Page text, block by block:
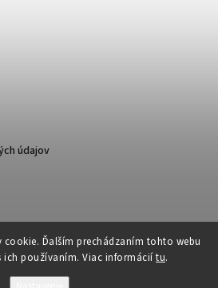
Ďalším prechádzaním tohto webu
ich používaním. Viac informácií tu.
údajov